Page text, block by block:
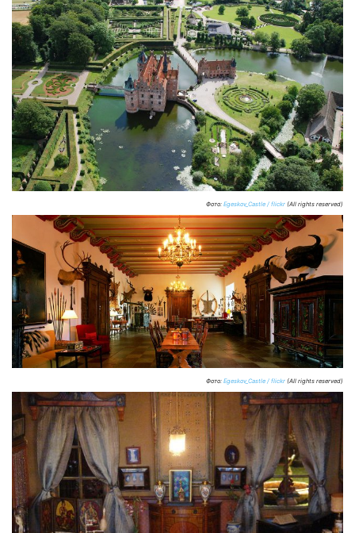
Фото: Egeskov_Castle / flickr (All rights reserved)
Фото: Egeskov_Castle / flickr (All rights reserved)